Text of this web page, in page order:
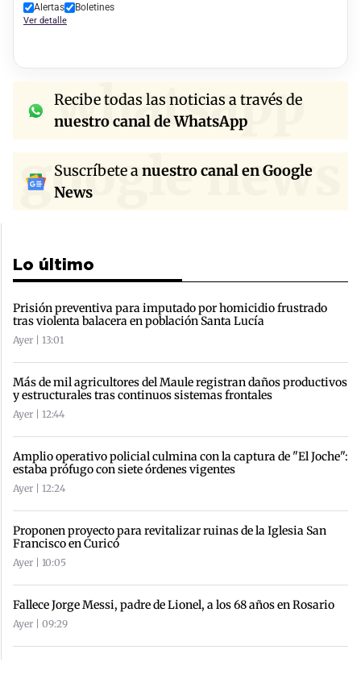
Alertas Boletines
Ver detalle
whatsapp
Recibe todas las noticias a través de
nuestro canal de WhatsApp
google news
Suscríbete anuestro canal en Google
News
Lo último
Prisión preventiva para imputado por homicidio frustrado
tras violenta balacera en población Santa Lucía
Ayer | 13:01
Más de mil agricultores del Maule registran daños productivos
y estructurales tras continuos sistemas frontales
Ayer | 12:44
Amplio operativo policial culmina con la captura de "El Joche":
estaba prófugo con siete órdenes vigentes
Ayer | 12:24
Proponen proyecto para revitalizar ruinas de la Iglesia San
Francisco en Curicó
Ayer | 10:05
Fallece Jorge Messi, padre de Lionel, a los 68 años en Rosario
Ayer | 09:29